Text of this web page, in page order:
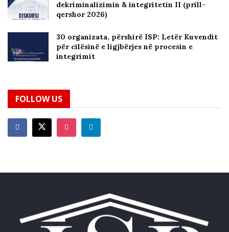
dekriminalizimin & integritetin II (prill-
qershor 2026)
30 organizata, përshirë ISP: Letër Kuvendit
për cilësinë e ligjbërjes në procesin e
integrimit
FOLLOW US